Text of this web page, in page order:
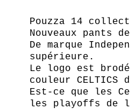
Pouzza 14
Nouveaux pants
De marque
supérieure.
Le logo est
couleur CELTICS
Est-ce que les
les playoffs de